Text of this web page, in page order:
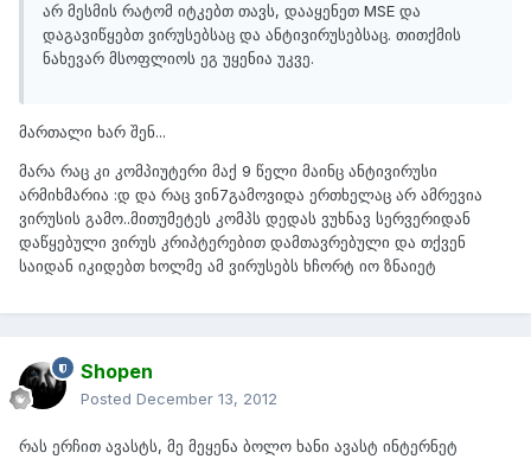
არ მესმის რატომ იტკებთ თავს, დააყენეთ MSE და
დაგავიწყებთ ვირუსებსაც და ანტივირუსებსაც. თითქმის
ნახევარ მსოფლიოს ეგ უყენია უკვე.
მართალი ხარ შენ...
მარა რაც კი კომპიუტერი მაქ 9 წელი მაინც ანტივირუსი
არმიხმარია :დ და რაც ვინ7გამოვიდა ერთხელაც არ ამრევია
ვირუსის გამო..მითუმეტეს კომპს დედას ვუხნავ სერვერიდან
დაწყებული ვირუს კრიპტერებით დამთავრებული და თქვენ
საიდან იკიდებთ ხოლმე ამ ვირუსებს ხჩორტ იო ზნაიეტ
Shopen
Posted December 13, 2012
რას ერჩით ავასტს, მე მეყენა ბოლო ხანი ავასტ ინტერნეტ